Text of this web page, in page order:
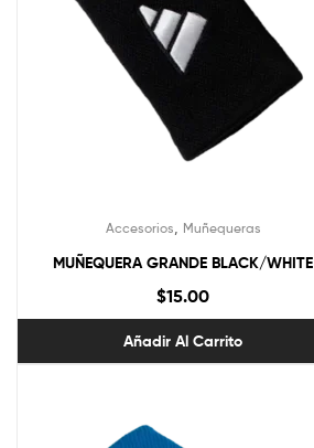
Accesorios Muñequeras
MUÑEQUERA GRANDE BLACK/WHITE
$15.00
Añadir Al Carrito